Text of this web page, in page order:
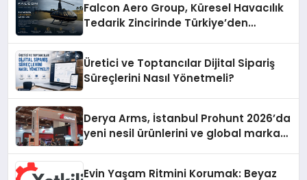
Falcon Aero Group, Küresel Havacılık
Tedarik Zincirinde Türkiye’den
Üretici ve Toptancılar Dijital Sipariş
Süreçlerini Nasıl Yönetmeli?
Derya Arms, İstanbul Prohunt 2026’da
yeni nesil ürünlerini ve global marka
Evin Yaşam Ritmini Korumak: Beyaz